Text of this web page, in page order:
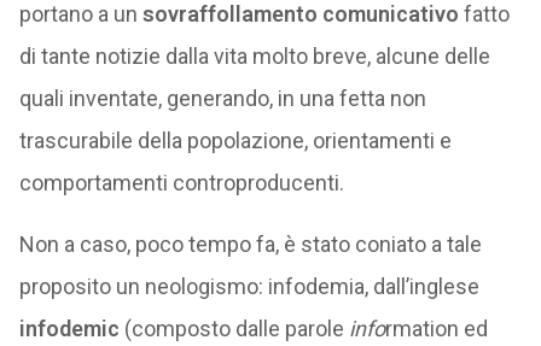
portano a un sovraffollamento comunicativo fatto
di tante notizie dalla vita molto breve, alcune delle
quali inventate, generando, in una fetta non
trascurabile della popolazione, orientamenti e
comportamenti controproducenti.
Non a caso, poco tempo fa, è stato coniato a tale
proposito un neologismo: infodemia, dall’inglese
infodemic (composto dalle parole information ed